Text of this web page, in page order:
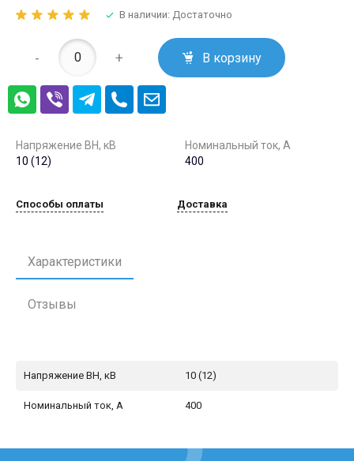
В наличии: Достаточно
- + В корзину
Напряжение ВН, кВ
10 (12)
Номинальный ток, А
400
Способы оплаты Доставка
Характеристики
Отзывы
Напряжение ВН, кВ 10 (12)
Номинальный ток, А 400